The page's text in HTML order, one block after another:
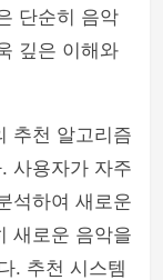
단순히 음악
깊은 이해와
추천 알고리즘
사용자가 자주
석하여 새로운
새로운 음악을
. 추천 시스템